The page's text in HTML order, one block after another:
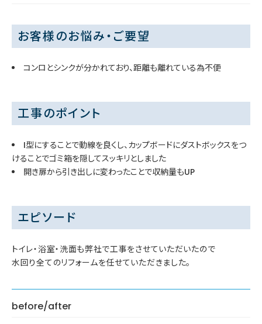
お客様のお悩み・ご要望
コンロとシンクが分かれており、距離も離れている為不便
工事のポイント
I型にすることで動線を良くし、カップボードにダストボックスをつ
けることでゴミ箱を隠してスッキリとしました
開き扉から引き出しに変わったことで収納量もUP
エピソード
トイレ・浴室・洗面も弊社で工事をさせていただいたので
水回り全てのリフォームを任せていただきました。
before/after